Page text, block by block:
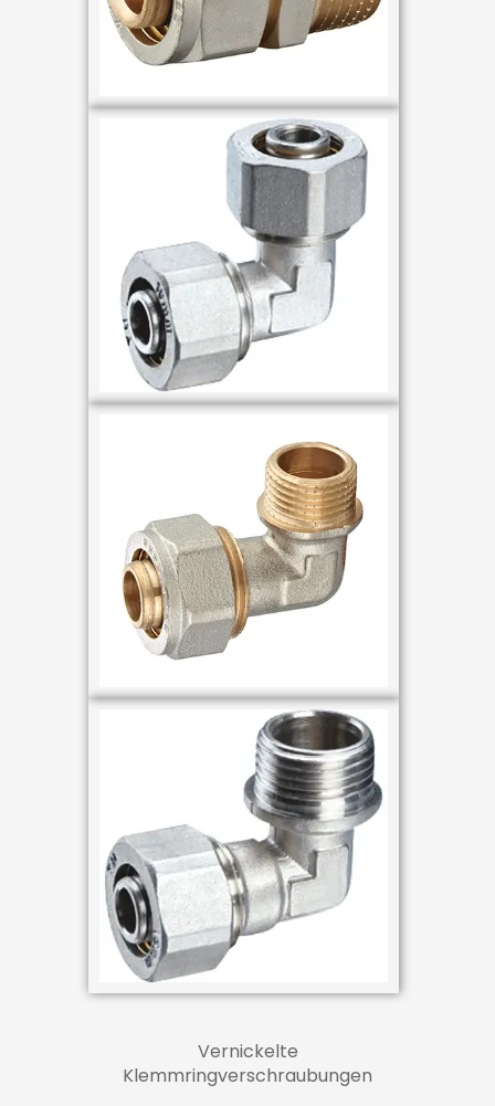
Vernickelte
Klemmringverschraubungen